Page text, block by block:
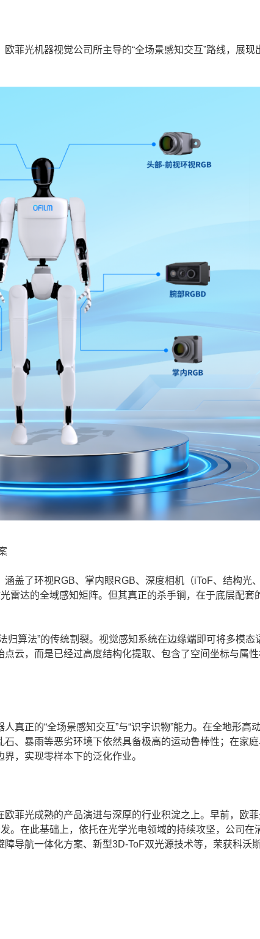
光机器视觉公司所主导的“全场景感知交互”路线，展现
了环视RGB、掌内眼RGB、深度相机（iToF、结构光
雷达的全域感知矩阵。但其真正的杀手锏，在于底层配套
算法”的传统割裂。视觉感知系统在边缘端即可将多模态
云，而是已经过高度结构化提取、包含了空间坐标与属性
正的“全场景感知交互”与“识字识物”能力。在全地形高动
、暴雨等恶劣环境下依然具备极高的运动鲁棒性；在家
，实现零样本下的泛化作业。
光成熟的产品演进与深厚的行业积淀之上。早前，欧菲
。在此基础上，依托在光学光电领域的持续攻坚，公司在
导航一体化方案、新型3D-ToF双光源技术等，荣获科沃